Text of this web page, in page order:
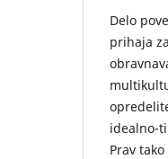
Delo
prihaja
idealno-
Prav